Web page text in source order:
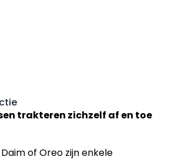
trakteren zichzelf af en toe
of Oreo zijn enkele